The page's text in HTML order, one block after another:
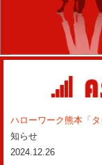
ハローワーク熊本「
知らせ
2024.12.26